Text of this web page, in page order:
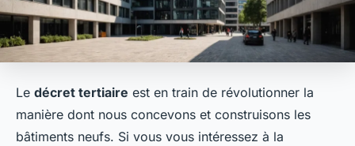
Le décret tertiaire est en train de révolutionner la
manière dont nous concevons et construisons les
bâtiments neufs. Si vous vous intéressez à la